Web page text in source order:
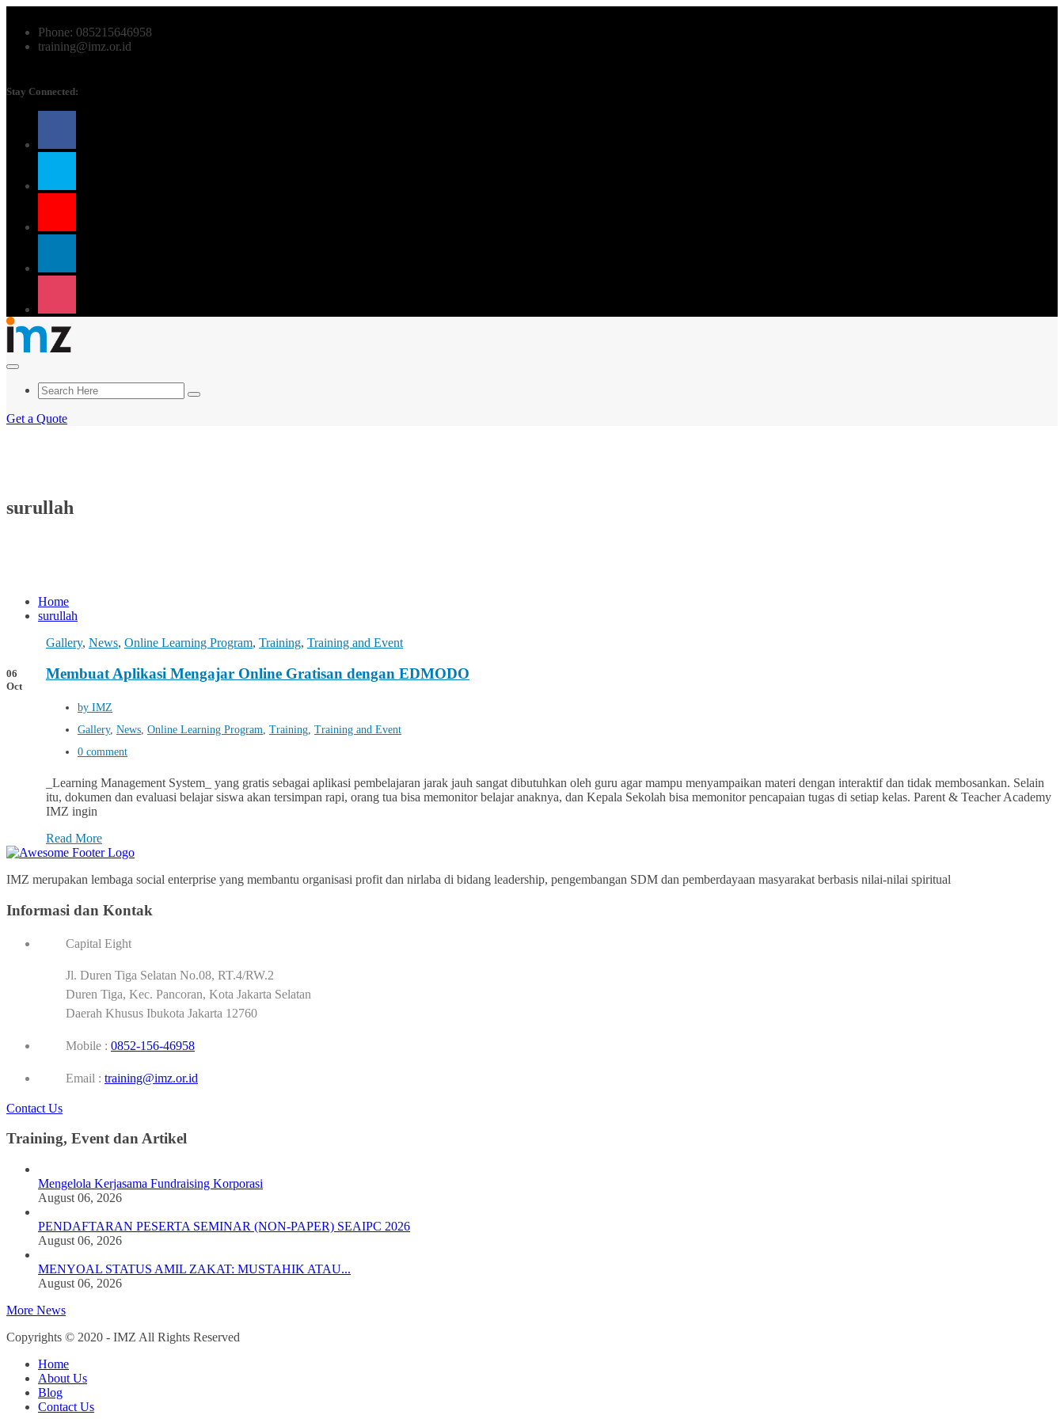
Phone: 085215646958
training@imz.or.id
Stay Connected:
Get a Quote
surullah
Home
surullah
06
Oct
Gallery, News, Online Learning Program, Training, Training and Event
Membuat Aplikasi Mengajar Online Gratisan dengan EDMODO
by IMZ
Gallery, News, Online Learning Program, Training, Training and Event
0 comment
_Learning Management System_ yang gratis sebagai aplikasi pembelajaran jarak jauh sangat dibutuhkan oleh guru agar mampu menyampaikan materi dengan interaktif dan tidak membosankan. Selain
itu, dokumen dan evaluasi belajar siswa akan tersimpan rapi, orang tua bisa memonitor belajar anaknya, dan Kepala Sekolah bisa memonitor pencapaian tugas di setiap kelas. Parent & Teacher Academy
IMZ ingin
Read More
IMZ merupakan lembaga social enterprise yang membantu organisasi profit dan nirlaba di bidang leadership, pengembangan SDM dan pemberdayaan masyarakat berbasis nilai-nilai spiritual
Informasi dan Kontak
Capital Eight
Jl. Duren Tiga Selatan No.08, RT.4/RW.2
Duren Tiga, Kec. Pancoran, Kota Jakarta Selatan
Daerah Khusus Ibukota Jakarta 12760
Mobile : 0852-156-46958
Email : training@imz.or.id
Contact Us
Training, Event dan Artikel
Mengelola Kerjasama Fundraising Korporasi
August 06, 2026
PENDAFTARAN PESERTA SEMINAR (NON-PAPER) SEAIPC 2026
August 06, 2026
MENYOAL STATUS AMIL ZAKAT: MUSTAHIK ATAU...
August 06, 2026
More News
Copyrights © 2020 - IMZ All Rights Reserved
Home
About Us
Blog
Contact Us